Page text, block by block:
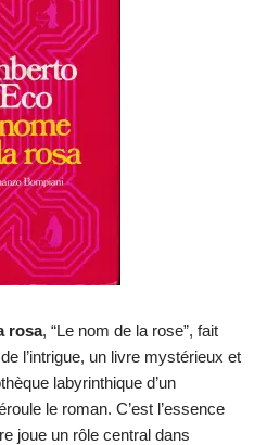
rosa, “Le nom de la rose”, fait
l’intrigue, un livre mystérieux et
labyrinthique d’un
le roman. C’est l’essence
joue un rôle central dans